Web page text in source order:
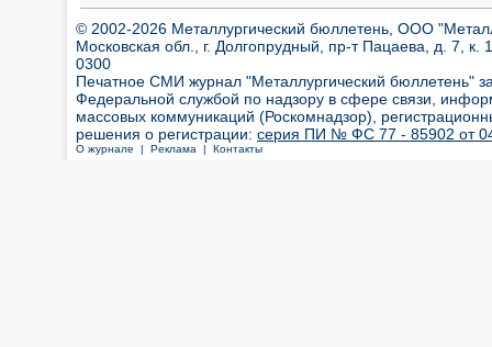
© 2002-2026 Металлургический бюллетень, ООО
Московская обл., г. Долгопрудный, пр-т Пацаева, д. 7,
0300
Печатное СМИ журнал "Металлургический бюллетень"
Федеральной службой по надзору в сфере связи,
массовых коммуникаций (Роскомнадзор),
решения о регистрации: серия ПИ № ФС 77 - 85902 от 04
О журнале | Реклама | Контакты